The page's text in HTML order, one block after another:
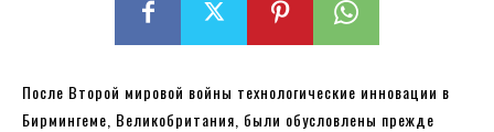
После Второй мировой войны технологические инновации в
Бирмингеме, Великобритания, были обусловлены прежде